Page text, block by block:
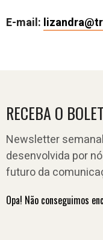
E-mail:
RECEBA O
Newsletter
desenvolvida por
futuro da
Opa! Não conseguimos